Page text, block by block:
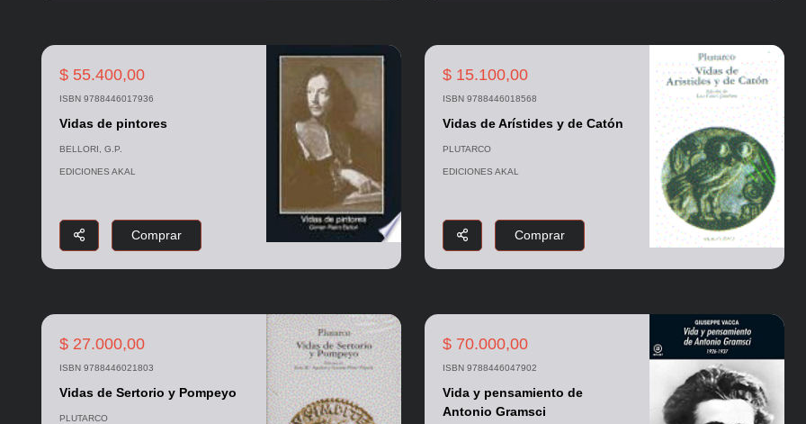
$ 55.400,00
ISBN 9788446017936
Vidas de pintores
BELLORI, G.P.
EDICIONES AKAL
Comprar
$ 15.100,00
ISBN 9788446018568
Vidas de Arístides y de Catón
PLUTARCO
EDICIONES AKAL
Comprar
$ 27.000,00
ISBN 9788446021803
Vidas de Sertorio y Pompeyo
PLUTARCO
$ 70.000,00
ISBN 9788446047902
Vida y pensamiento de
Antonio Gramsci